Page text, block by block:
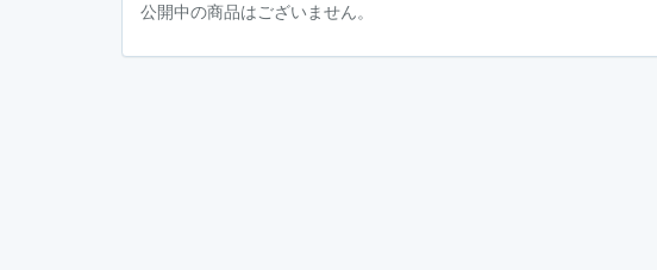
公開中の商品はございません。